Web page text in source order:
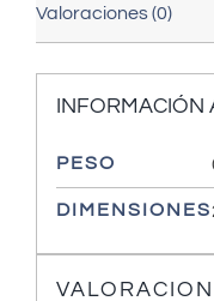
Valoraciones (0)
INFORMACIÓN
PESO
DIMENSIONES